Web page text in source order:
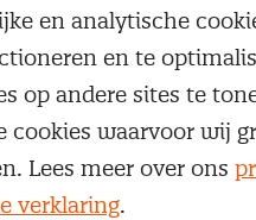
en analytische
en te
op andere sites te
waarvoor wij
Lees meer over ons
verklaring.